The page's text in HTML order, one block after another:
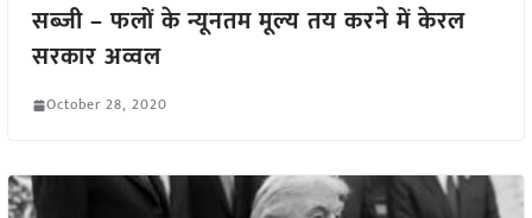
सब्जी – फलों के न्यूनतम मूल्य तय करने में केरल
सरकार अव्वल
October 28, 2020